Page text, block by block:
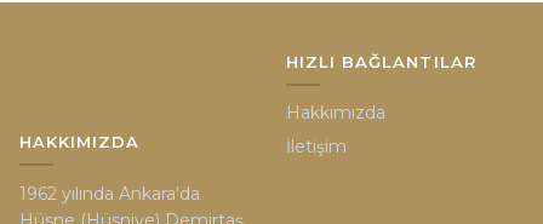
HAKKIMIZDA
1962 yılında Ankara’da
HIZLI BAĞLANTILAR
Hakkımızda
İletişim